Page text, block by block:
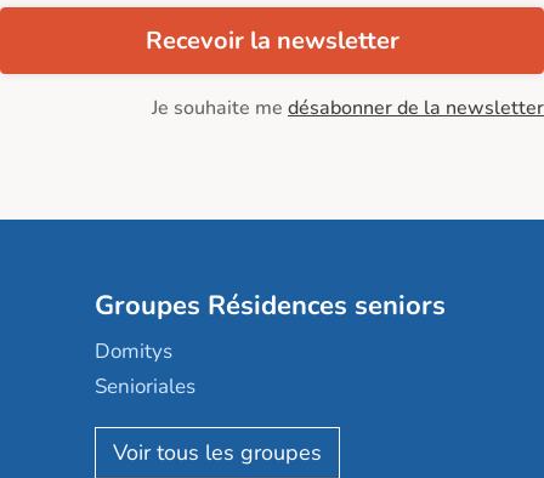
Recevoir la newsletter
Je souhaite me désabonner de la newsletter
Groupes Résidences seniors
Domitys
Senioriales
Nohée
Les Résidentiels